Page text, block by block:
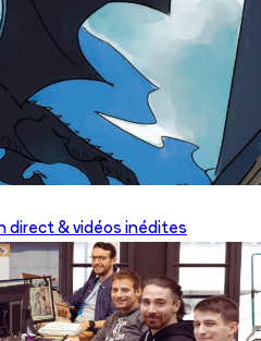
direct & vidéos inédites